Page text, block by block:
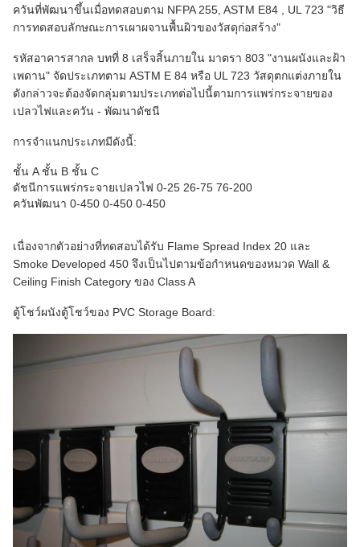
ควันที่พัฒนาขึ้นเมื่อทดสอบตาม NFPA 255, ASTM E84 , UL 723 "วิธี
การทดสอบลักษณะการเผาผจานพื้นผิวของวัสดุก่อสร้าง"
รหัสอาคารสากล บทที่ 8 เสร็จสิ้นภายใน มาตรา 803 "งานผนังและฝ้า
เพดาน" จัดประเภทตาม ASTM E 84 หรือ UL 723 วัสดุตกแต่งภายใน
ดังกล่าวจะต้องจัดกลุ่มตามประเภทต่อไปนี้ตามการแพร่กระจายของ
เปลวไฟและควัน - พัฒนาดัชนี
การจำแนกประเภทมีดังนี้:
ชั้น A ชั้น B ชั้น C
ดัชนีการแพร่กระจายเปลวไฟ 0-25 26-75 76-200
ควันพัฒนา 0-450 0-450 0-450
เนื่องจากตัวอย่างที่ทดสอบได้รับ Flame Spread Index 20 และ
Smoke Developed 450 จึงเป็นไปตามข้อกำหนดของหมวด Wall &
Ceiling Finish Category ของ Class A
ตู้โชว์ผนังตู้โชว์ของ PVC Storage Board: